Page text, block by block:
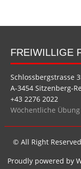
FREIWILLIGE
Schlossbergstrasse
A-3454 Sitzenberg-
+43 2276 2022
Wöchentliche
© All Right
Proudly powered by